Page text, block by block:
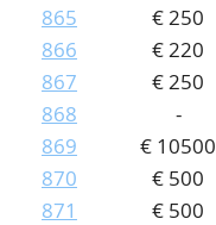
865
€ 250
866
€ 220
867
€ 250
868
-
869
€ 10500
870
€ 500
871
€ 500